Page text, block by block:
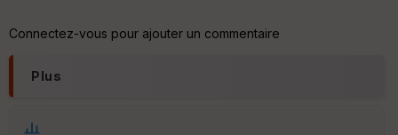
Connectez-vous pour ajouter un commentaire
Plus